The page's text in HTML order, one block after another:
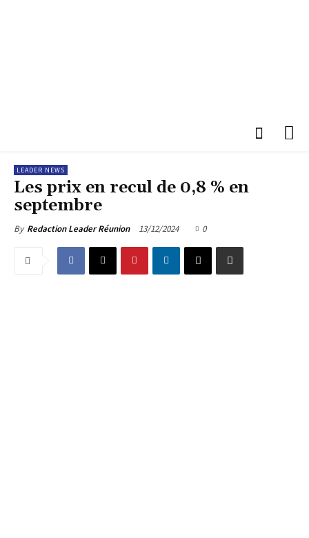
LEADER NEWS
Les prix en recul de 0,8 % en
septembre
By Redaction Leader Réunion 13/12/2024 0